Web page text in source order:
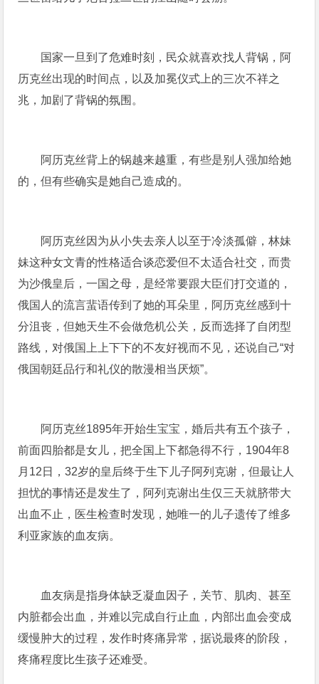
国家一旦到了危难时刻，民众就喜欢找人背锅，阿
历克丝出现的时间点，以及加冕仪式上的三次不祥之
兆，加剧了背锅的氛围。
阿历克丝背上的锅越来越重，有些是别人强加给她
的，但有些确实是她自己造成的。
阿历克丝因为从小失去亲人以至于冷淡孤僻，林妹
妹这种女文青的性格适合谈恋爱但不太适合社交，而贵
为沙俄皇后，一国之母，是经常要跟大臣们打交道的，
俄国人的流言蜚语传到了她的耳朵里，阿历克丝感到十
分沮丧，但她天生不会做危机公关，反而选择了自闭型
路线，对俄国上上下下的不友好视而不见，还说自己“对
俄国朝廷品行和礼仪的散漫相当厌烦”。
阿历克丝1895年开始生宝宝，婚后共有五个孩子，
前面四胎都是女儿，把全国上下都急得不行，1904年8
月12日，32岁的皇后终于生下儿子阿列克谢，但最让人
担忧的事情还是发生了，阿列克谢出生仅三天就脐带大
出血不止，医生检查时发现，她唯一的儿子遗传了维多
利亚家族的血友病。
血友病是指身体缺乏凝血因子，关节、肌肉、甚至
内脏都会出血，并难以完成自行止血，内部出血会变成
缓慢肿大的过程，发作时疼痛异常，据说最疼的阶段，
疼痛程度比生孩子还难受。